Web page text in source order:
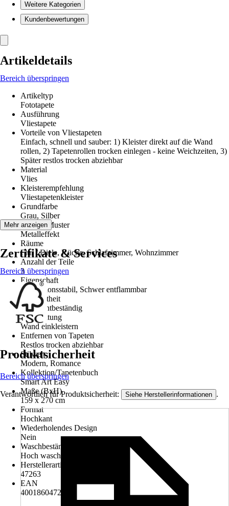
Weitere Kategorien
Kundenbewertungen
Artikeldetails
Bereich überspringen
Artikeltyp
Fototapete
Ausführung
Vliestapete
Vorteile von Vliestapeten
Einfach, schnell und sauber: 1) Kleister direkt auf die Wand
rollen, 2) Tapetenrollen trocken einlegen - keine Weichzeiten, 3)
Später restlos trocken abziehbar
Material
Vlies
Kleisterempfehlung
Vliestapetenkleister
Grundfarbe
Grau, Silber
Dekor / Muster
Metalleffekt
Räume
Flur / Diele, Küche, Schlafzimmer, Wohnzimmer
Anzahl der Teile
3
Eigenschaft
Dimensionsstabil, Schwer entflammbar
Farbechtheit
Gut Lichtbeständig
Verarbeitung
Wand einkleistern
Entfernen von Tapeten
Restlos trocken abziehbar
Stilwelt
Modern, Romance
Kollektion/Tapetenbuch
Smart Art Easy
Maße (BxH)
159 x 270 cm
Format
Hochkant
Wiederholendes Design
Nein
Waschbeständigkeit
Hoch waschbeständig
Herstellerartikelnummer
47263
EAN
4001860472637
Mehr anzeigen
Zertifikate & Services
Bereich überspringen
Produktsicherheit
Bereich überspringen
Verantwortlich für Produktsicherheit: Siehe Herstellerinformationen .